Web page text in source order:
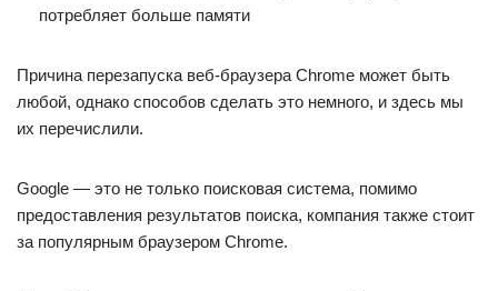
потребляет больше памяти
Причина перезапуска веб-браузера Chrome может быть
любой, однако способов сделать это немного, и здесь мы
их перечислили.
Google — это не только поисковая система, помимо
предоставления результатов поиска, компания также стоит
за популярным браузером Chrome.